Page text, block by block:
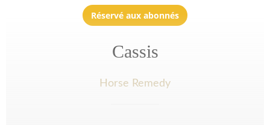
Réservé aux abonnés
Cassis
Horse Remedy